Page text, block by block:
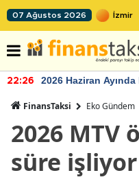
07 Ağustos 2026
22:26 2026 Haziran Ayında
FinansTaksi Eko Gündem
2026 MTV
süre işliyor